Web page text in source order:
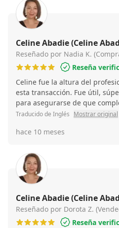
Celine Abadie (Celine
Reseñado por Nadia K.
Reseña
Celine fue la altura del
esta transacción. Fue útil,
para asegurarse de que
la satisfacción de todos. Es
dudarlo.
Traducido de Inglés Mostrar original
hace 10 meses
Celine Abadie (Celine
Reseñado por Dorota Z.
Reseña